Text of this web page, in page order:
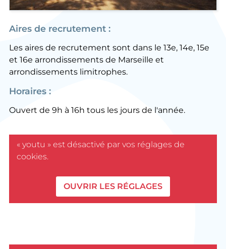
Aires de recrutement :
Les aires de recrutement sont dans le 13e, 14e, 15e
et 16e arrondissements de Marseille et
arrondissements limitrophes.
Horaires :
Ouvert de 9h à 16h tous les jours de l'année.
« youtu » est désactivé par vos réglages de
cookies.
OUVRIR LES RÉGLAGES